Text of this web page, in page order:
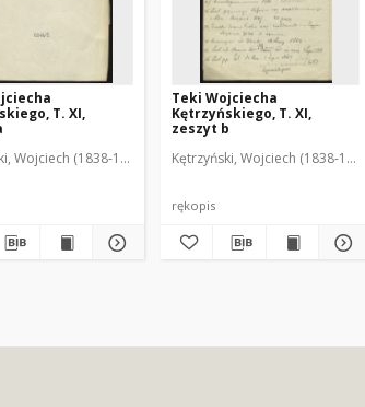
T. XI,
Wojciech (1838-1918)
Teki Wojciecha
Kętrzyńskiego, T. XI,
zeszyt b
Kętrzyński, Wojciech (1838-1918)
rękopis